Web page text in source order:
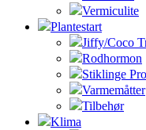
Vermiculite
Plantestart
Jiffy/Coco
Rodhormon
Stiklinge
Varmemåtter
Tilbehør
Klima